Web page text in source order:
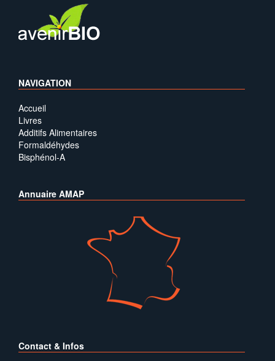
NAVIGATION
Accueil
Livres
Additifs Alimentaires
Formaldéhydes
Bisphénol-A
Annuaire AMAP
Contact & Infos